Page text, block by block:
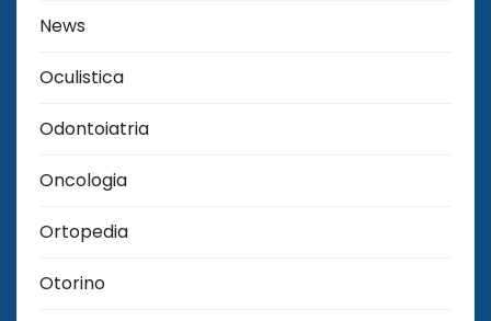
News
Oculistica
Odontoiatria
Oncologia
Ortopedia
Otorino